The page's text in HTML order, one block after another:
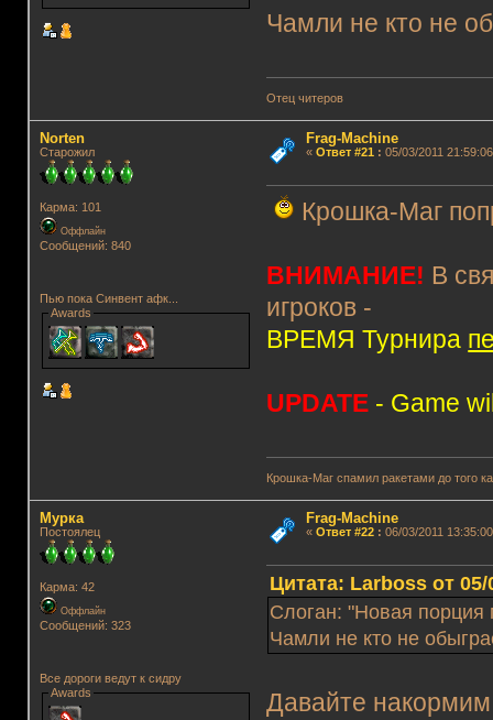
Чамли не кто не
Отец читеров
Norten
Старожил
Карма: 101
Оффлайн
Сообщений: 840
Пью пока Синвент афк...
Awards
Frag-Machine
« Ответ #21 : 05/03/2011
Крошка-Маг
ВНИМАНИЕ! В
игроков -
ВРЕМЯ Турнира
UPDATE - Game
Крошка-Маг спамил ракетами до того
Мурка
Постоялец
Карма: 42
Оффлайн
Сообщений: 323
Все дороги ведут к сидру
Awards
Frag-Machine
« Ответ #22: 06/03/2011
Цитата: Lаrboss от 05/
Слоган: "Новая
Чамли не кто не
Давайте